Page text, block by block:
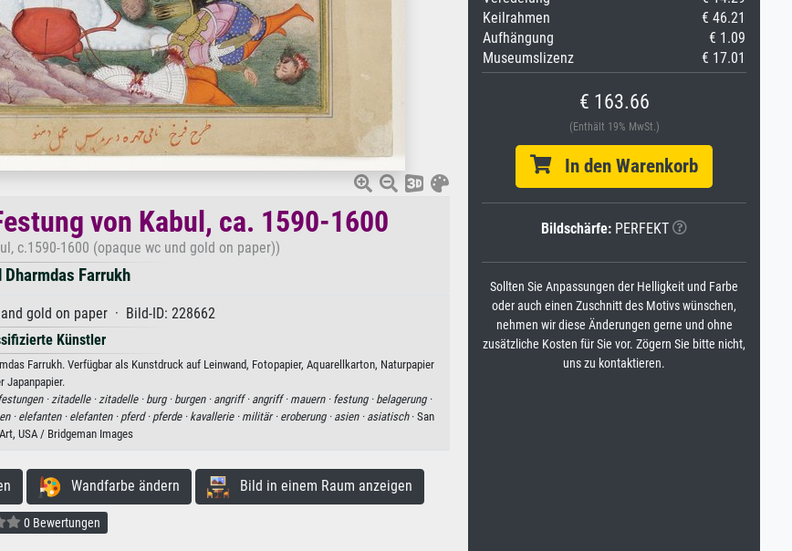
von Kabul, ca. 1590-1600
c.1590-1600 (opaque wc und gold on paper))
Dharmdas Farrukh
gold on paper · Bild-ID: 228662
Künstler
Farrukh. Verfügbar als Kunstdruck auf Leinwand, Fotopapier, Aquarellkarton, Naturpapier
Japanpapier.
·zitadelle ·zitadelle · burg · burgen · angriff · angriff · mauern · festung · belagerung ·
· elefanten · elefanten · pferd · pferde · kavallerie · militär · eroberung · asien · asiatisch· San
USA / Bridgeman Images
Wandfarbe ändern Bild in einem Raum anzeigen
0 Bewertungen
Keilrahmen
€ 46.21
Aufhängung
€ 1.09
Museumslizenz
€ 17.01
€ 163.66
(Enthält 19% MwSt.)
In den Warenkorb
Bildschärfe: PERFEKT
Sollten Sie Anpassungen der Helligkeit und Farbe
oder auch einen Zuschnitt des Motivs wünschen,
nehmen wir diese Änderungen gerne und ohne
zusätzliche Kosten für Sie vor. Zögern Sie bitte nicht,
uns zu kontaktieren.